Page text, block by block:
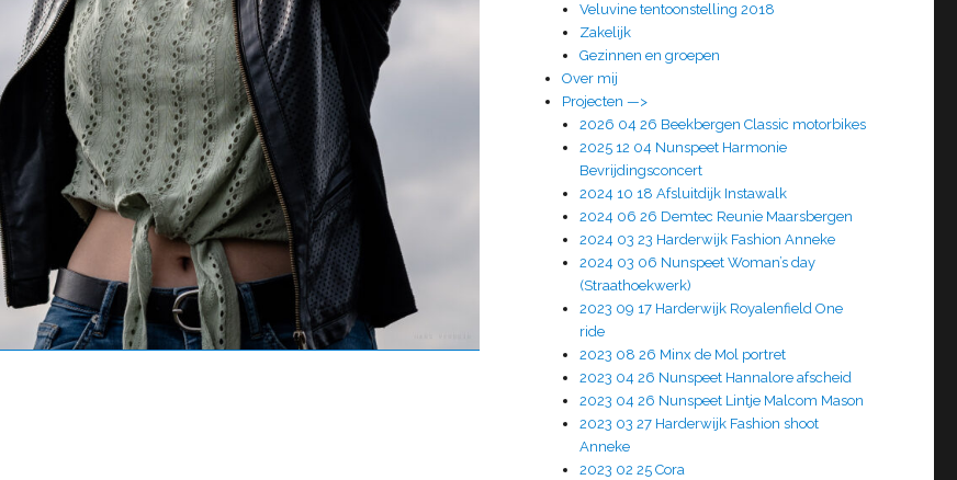
Veluvine tentoonstelling 2018
Zakelijk
Gezinnen en groepen
Over mij
Projecten —>
2026 04 26 Beekbergen Classic motorbikes
2025 12 04 Nunspeet Harmonie
Bevrijdingsconcert
2024 10 18 Afsluitdijk Instawalk
2024 06 26 Demtec Reunie Maarsbergen
2024 03 23 Harderwijk Fashion Anneke
2024 03 06 Nunspeet Woman’s day
(Straathoekwerk)
2023 09 17 Harderwijk Royalenfield One
ride
2023 08 26 Minx de Mol portret
2023 04 26 Nunspeet Hannalore afscheid
2023 04 26 Nunspeet Lintje Malcom Mason
2023 03 27 Harderwijk Fashion shoot
Anneke
2023 02 25 Cora